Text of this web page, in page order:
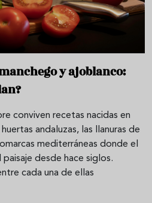
y ajoblanco:
conviven recetas nacidas en
andaluzas, las llanuras de
mediterráneas donde el
desde hace siglos.
cada una de ellas